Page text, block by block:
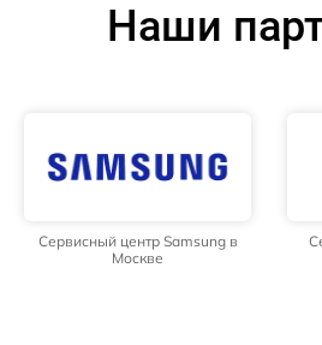
Наши
Сервисный центр Samsung в
Москве